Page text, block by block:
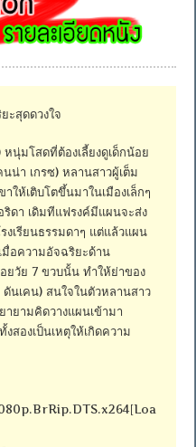
ะสุดดวงใจ
นุ่มโสดที่ต้องเลี้ยงดูเด็กน้อย
น่า เกรซ) หลานสาวผู้เต็ม
าให้เติบโตขึ้นมาในเมืองเล็กๆ
ดา เดิมทีแฟรงค์มีแผนจะส่ง
งเรียนธรรมดาๆ แต่แล้วแผน
มื่อความอัจฉริยะด้าน
ยวัย 7 ขวบนั้น ทำให้ย่าของ
ดันเคน) สนใจในตัวหลานสาว
ายามคิดวางแผนเข้ามา
งสองเป็นเหตุให้เกิดความ